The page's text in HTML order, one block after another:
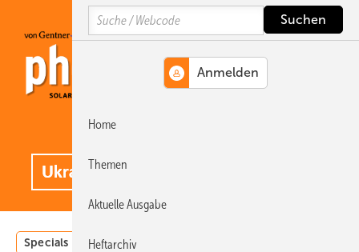
Hauptinhalt
Hauptmenü
SiteSearch
Specials Einstrahlungsatlas
Search
Home
Themen
Aktuelle Ausgabe
Heftarchiv